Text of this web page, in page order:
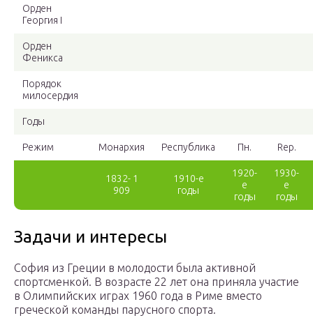
Орден
Георгия I
Орден
Феникса
Порядок
милосердия
Годы
Режим Монархия Республика Пн. Rep.
1832- 1
909
1910-е
годы
1920-
е
годы
1930-
е
годы
Задачи и интересы
София из Греции в молодости была активной
спортсменкой. В возрасте 22 лет она приняла участие
в Олимпийских играх 1960 года в Риме вместо
греческой команды парусного спорта.